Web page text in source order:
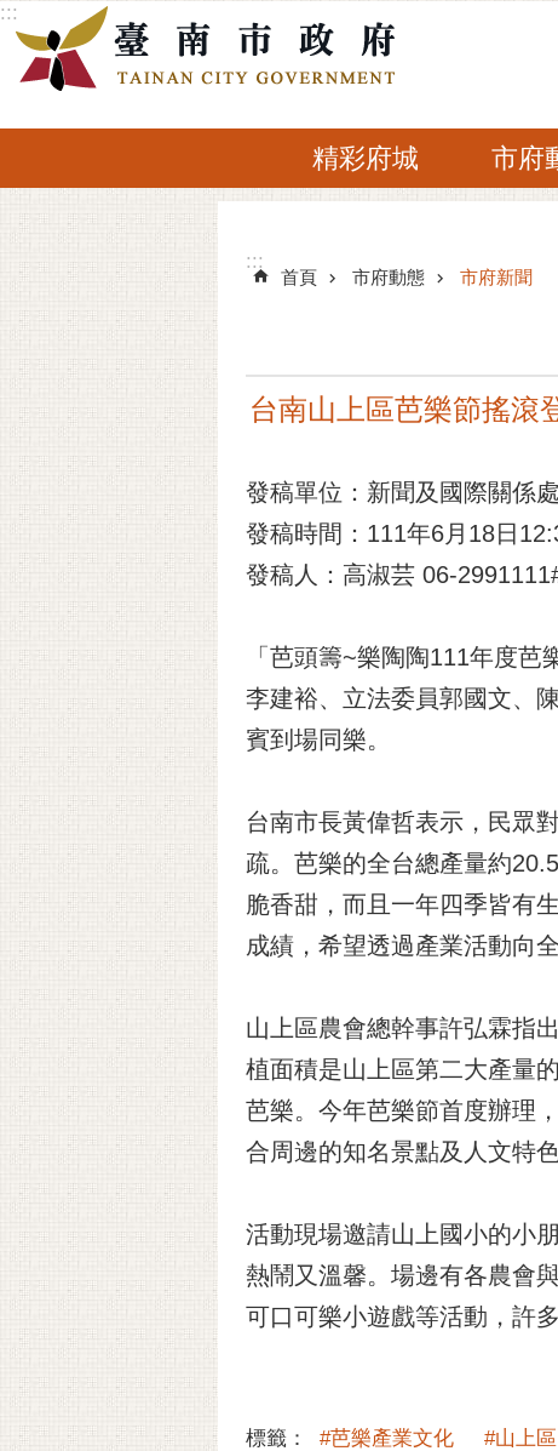
跳到主要內容區塊
:::
精彩府城 市府
:::
:::
首頁 市府動態 市府新聞
台南山上區芭樂節搖滾
發稿單位：新聞及國際關係處
發稿時間：111年6月18日
發稿人：高淑芸 06-
「芭頭籌~樂陶陶111年度
李建裕、立法委員郭國文、
賓到場同樂。
台南市長黃偉哲表示，民眾
疏。芭樂的全台總產量約
脆香甜，而且一年四季皆有
成績，希望透過產業活動向
山上區農會總幹事許弘霖指
植面積是山上區第二大產量
芭樂。今年芭樂節首度辦理
合周邊的知名景點及人文特
活動現場邀請山上國小的小
熱鬧又溫馨。場邊有各農會
可口可樂小遊戲等活動，許
標籤： #芭樂產業文化 #山上區